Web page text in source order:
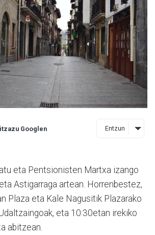
Googlen Entzun
eta Pentsionisten Martxa izango
Astigarraga artean. Horrenbestez,
Plaza eta Kale Nagusitik Plazarako
eta 10:30etan irekiko
abitzean.